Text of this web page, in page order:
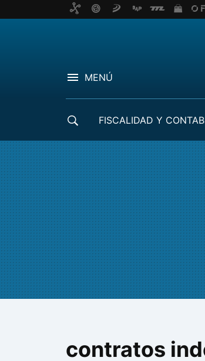
MENÚ
FISCALIDAD Y
contratos